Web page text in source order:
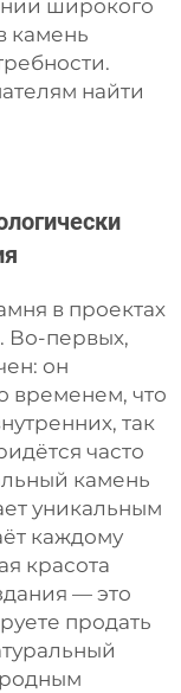
широкого
камень
найти
в проектах
Во-первых,
он
временем, что
так
часто
камень
уникальным
каждому
красота
— это
продать